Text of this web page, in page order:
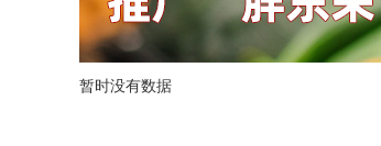
暂时没有数据